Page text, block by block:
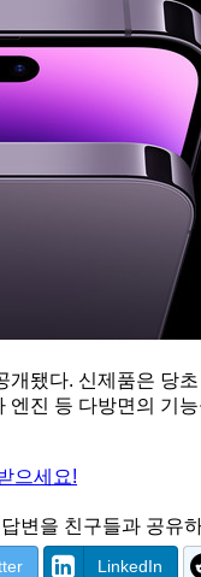
됐다. 신제품은 당
진 등 다방면의 기
으세요!
변을 친구들과 공유
LinkedIn